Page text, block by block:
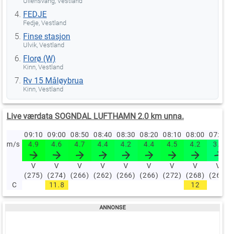
FEDJE
Fedje, Vestland
Finse stasjon
Ulvik, Vestland
Florø (W)
Kinn, Vestland
Rv 15 Måløybrua
Kinn, Vestland
Live værdata SOGNDAL LUFTHAMN 2.0 km unna.
09:10 09:00 08:50 08:40 08:30 08:20 08:10 08:00
m/s
4.9 4.6 4.7 4.4 4.2 4.4 4.5 4.2 3.7
V
(275)
V
(274)
V
(266)
V
(262)
V
(266)
V
(266)
V
(272)
V
(268)
V
C
11.8 12